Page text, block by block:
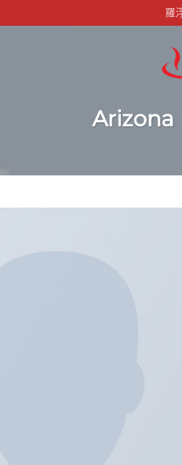
羅
Arizona